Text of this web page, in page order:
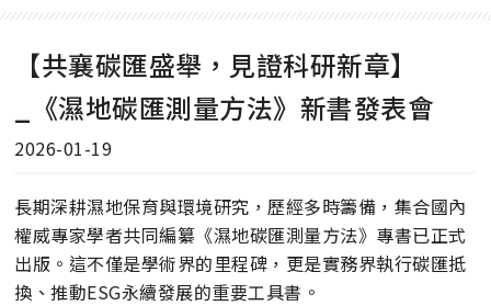
【共襄碳匯盛舉，見證科研新章】
_《濕地碳匯測量方法》新書發表會
2026-01-19
長期深耕濕地保育與環境研究，歷經多時籌備，集合國內
權威專家學者共同編纂《濕地碳匯測量方法》專書已正式
出版。這不僅是學術界的里程碑，更是實務界執行碳匯抵
換、推動ESG永續發展的重要工具書。